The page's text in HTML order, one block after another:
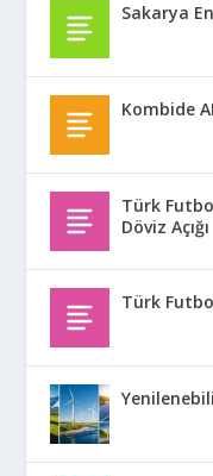
Sakarya
Kombide
Türk
Döviz Açığı
Türk